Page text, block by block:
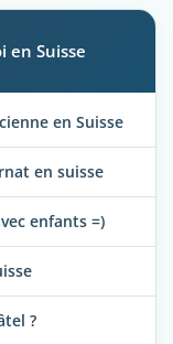
en Suisse
en Suisse
en suisse
enfants =)
?